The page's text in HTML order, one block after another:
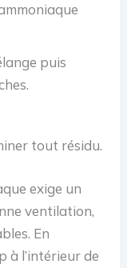
puis
tout résidu.
exige un
ventilation,
En
à l’intérieur de